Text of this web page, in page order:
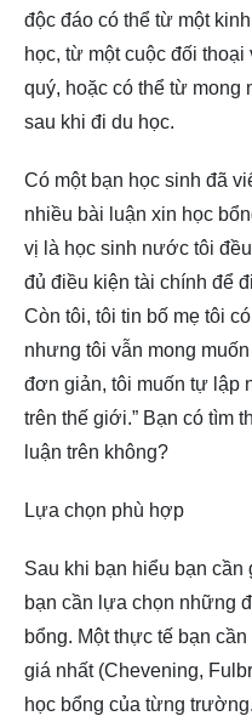
độc đáo có thể từ một
học, từ một cuộc đối
quý, hoặc có thể từ mong
sau khi đi du học.
Có một bạn học sinh đã
nhiều bài luận xin học
vị là học sinh nước tôi
đủ điều kiện tài chính để
Còn tôi, tôi tin bố mẹ tôi
nhưng tôi vẫn mong
đơn giản, tôi muốn tự lập
trên thế giới.” Bạn có tìm
luận trên không?
Lựa chọn phù hợp
Sau khi bạn hiểu bạn
bạn cần lựa chọn những
bổng. Một thực tế bạn
giá nhất (Chevening,
học bổng của từng